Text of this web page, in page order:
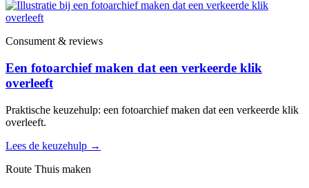
Consument & reviews
Een fotoarchief maken dat een verkeerde klik
overleeft
Praktische keuzehulp: een fotoarchief maken dat een verkeerde klik
overleeft.
Lees de keuzehulp →
Route Thuis maken